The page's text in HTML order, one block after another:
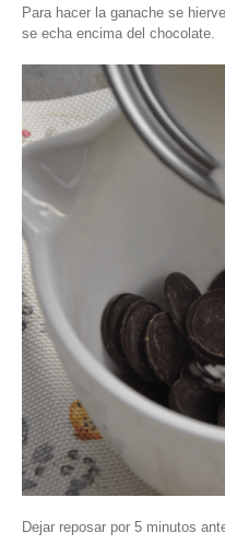
Para hacer la ganache se
se echa encima del chocolate.
Dejar reposar por 5 minutos